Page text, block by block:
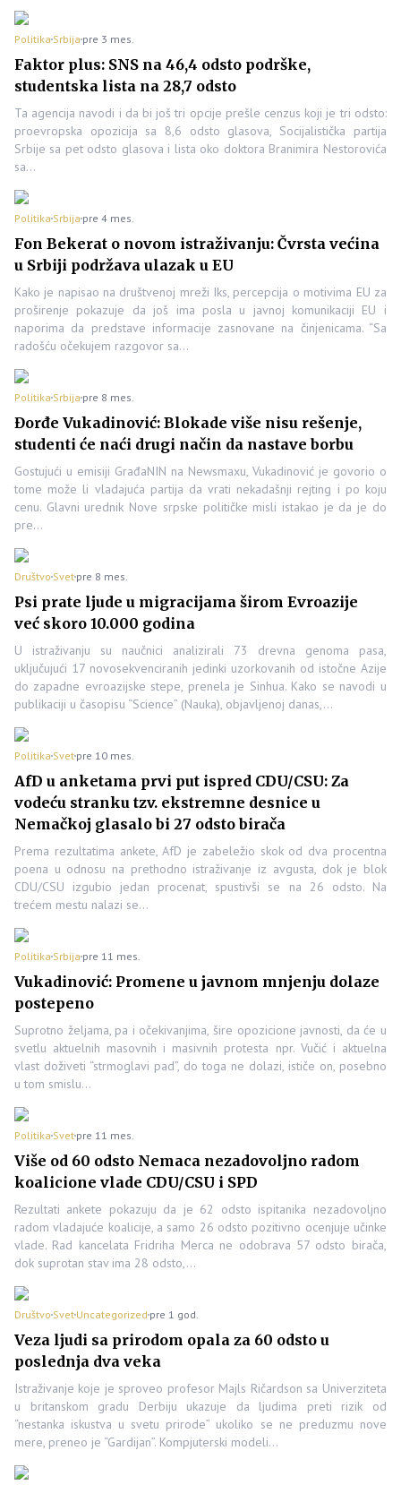
Politika Srbija pre 3 mes.
Faktor plus: SNS na 46,4 odsto podrške,
studentska lista na 28,7 odsto
Ta agencija navodi i da bi još tri opcije prešle cenzus koji je tri odsto:
proevropska opozicija sa 8,6 odsto glasova, Socijalistička partija
Srbije sa pet odsto glasova i lista oko doktora Branimira Nestorovića
sa…
Politika Srbija pre 4 mes.
Fon Bekerat o novom istraživanju: Čvrsta većina
u Srbiji podržava ulazak u EU
Kako je napisao na društvenoj mreži Iks, percepcija o motivima EU za
proširenje pokazuje da još ima posla u javnoj komunikaciji EU i
naporima da predstave informacije zasnovane na činjenicama. “Sa
radošću očekujem razgovor sa…
Politika Srbija pre 8 mes.
Đorđe Vukadinović: Blokade više nisu rešenje,
studenti će naći drugi način da nastave borbu
Gostujući u emisiji GrađaNIN na Newsmaxu, Vukadinović je govorio o
tome može li vladajuća partija da vrati nekadašnji rejting i po koju
cenu. Glavni urednik Nove srpske političke misli istakao je da je do
pre…
Društvo Svet pre 8 mes.
Psi prate ljude u migracijama širom Evroazije
već skoro 10.000 godina
U istraživanju su naučnici analizirali 73 drevna genoma pasa,
uključujući 17 novosekvenciranih jedinki uzorkovanih od istočne Azije
do zapadne evroazijske stepe, prenela je Sinhua. Kako se navodi u
publikaciji u časopisu “Science” (Nauka), objavljenoj danas,…
Politika Svet pre 10 mes.
AfD u anketama prvi put ispred CDU/CSU: Za
vodeću stranku tzv. ekstremne desnice u
Nemačkoj glasalo bi 27 odsto birača
Prema rezultatima ankete, AfD je zabeležio skok od dva procentna
poena u odnosu na prethodno istraživanje iz avgusta, dok je blok
CDU/CSU izgubio jedan procenat, spustivši se na 26 odsto. Na
trećem mestu nalazi se…
Politika Srbija pre 11 mes.
Vukadinović: Promene u javnom mnjenju dolaze
postepeno
Suprotno željama, pa i očekivanjima, šire opozicione javnosti, da će u
svetlu aktuelnih masovnih i masivnih protesta npr. Vučić i aktuelna
vlast doživeti “strmoglavi pad”, do toga ne dolazi, ističe on, posebno
u tom smislu…
Politika Svet pre 11 mes.
Više od 60 odsto Nemaca nezadovoljno radom
koalicione vlade CDU/CSU i SPD
Rezultati ankete pokazuju da je 62 odsto ispitanika nezadovoljno
radom vladajuće koalicije, a samo 26 odsto pozitivno ocenjuje učinke
vlade. Rad kancelata Fridriha Merca ne odobrava 57 odsto birača,
dok suprotan stav ima 28 odsto,…
Društvo Svet Uncategorized pre 1 god.
Veza ljudi sa prirodom opala za 60 odsto u
poslednja dva veka
Istraživanje koje je sproveo profesor Majls Ričardson sa Univerziteta
u britanskom gradu Derbiju ukazuje da ljudima preti rizik od
“nestanka iskustva u svetu prirode” ukoliko se ne preduzmu nove
mere, preneo je “Gardijan”. Kompjuterski modeli…